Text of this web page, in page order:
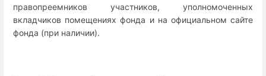
правопреемников участников, уполномоченных
вкладчиков помещениях фонда и на официальном сайте
фонда (при наличии).